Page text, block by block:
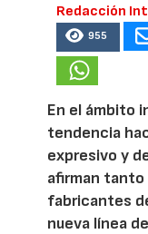
Redacción
955
En el ámbito
tendencia
expresivo y
afirman
fabricantes
nueva línea